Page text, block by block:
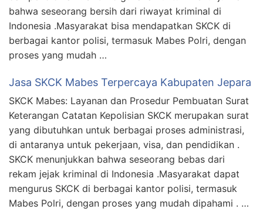
bahwa seseorang bersih dari riwayat kriminal di
Indonesia .Masyarakat bisa mendapatkan SKCK di
berbagai kantor polisi, termasuk Mabes Polri, dengan
proses yang mudah …
Jasa SKCK Mabes Terpercaya Kabupaten Jepara
SKCK Mabes: Layanan dan Prosedur Pembuatan Surat
Keterangan Catatan Kepolisian SKCK merupakan surat
yang dibutuhkan untuk berbagai proses administrasi,
di antaranya untuk pekerjaan, visa, dan pendidikan .
SKCK menunjukkan bahwa seseorang bebas dari
rekam jejak kriminal di Indonesia .Masyarakat dapat
mengurus SKCK di berbagai kantor polisi, termasuk
Mabes Polri, dengan proses yang mudah dipahami . …